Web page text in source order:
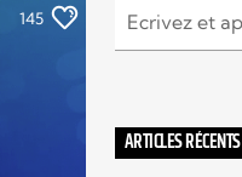
145
ARTICLES RÉCENTS